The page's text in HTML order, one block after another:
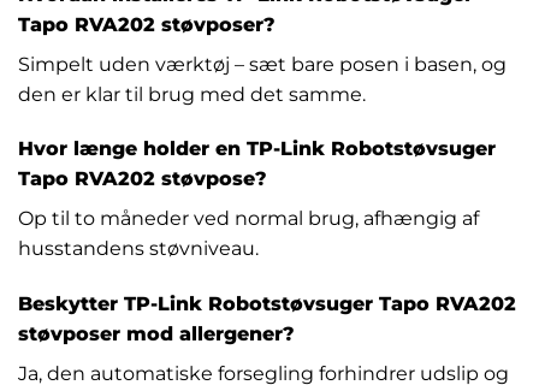
Tapo RVA202 støvposer?
Simpelt uden værktøj – sæt bare posen i basen, og
den er klar til brug med det samme.
Hvor længe holder en TP-Link Robotstøvsuger
Tapo RVA202 støvpose?
Op til to måneder ved normal brug, afhængig af
husstandens støvniveau.
Beskytter TP-Link Robotstøvsuger Tapo RVA202
støvposer mod allergener?
Ja, den automatiske forsegling forhindrer udslip og